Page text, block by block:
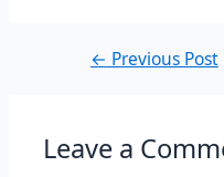
← Previous Post
Leave a